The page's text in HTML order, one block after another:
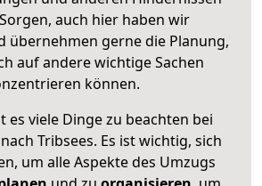
auch hier haben wir
übernehmen gerne die Planung,
auf andere wichtige Sachen
können.
es viele Dinge zu beachten bei
Tribsees. Es ist wichtig, sich
um alle Aspekte des Umzugs